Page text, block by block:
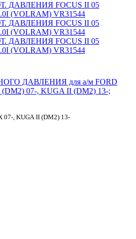
ДАВЛЕНИЯ для а/м FORD
07-, KUGA II (DM2) 13-;
07-, KUGA II (DM2) 13-